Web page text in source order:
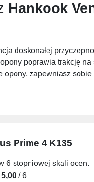
Hankook
doskonałej
poprawia trakcję na
opony, zapewniasz sobie
Prime 4 K135
6-stopniowej skali ocen.
5,00 / 6